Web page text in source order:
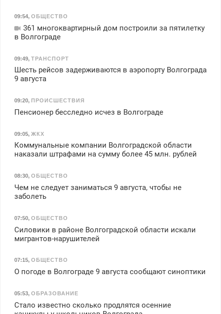
09:54, ОБЩЕСТВО
361 многоквартирный дом построили за пятилетку
в Волгограде
09:49, ТРАНСПОРТ
Шесть рейсов задерживаются в аэропорту Волгограда
9 августа
09:20, ПРОИСШЕСТВИЯ
Пенсионер бесследно исчез в Волгограде
09:05, ЖКХ
Коммунальные компании Волгоградской области
наказали штрафами на сумму более 45 млн. рублей
08:30, ОБЩЕСТВО
Чем не следует заниматься 9 августа, чтобы не
заболеть
07:50, ОБЩЕСТВО
Силовики в районе Волгоградской области искали
мигрантов-нарушителей
07:15, ОБЩЕСТВО
О погоде в Волгограде 9 августа сообщают синоптики
05:53, ОБРАЗОВАНИЕ
Стало известно сколько продлятся осенние